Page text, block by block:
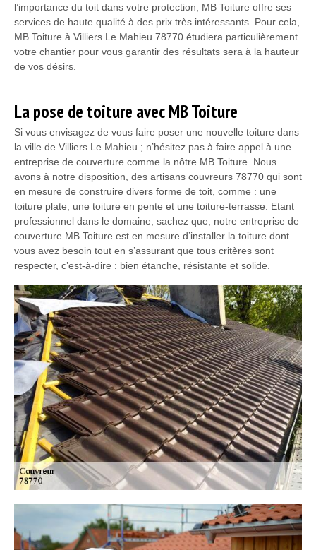
l’importance du toit dans votre protection, MB Toiture offre ses
services de haute qualité à des prix très intéressants. Pour cela,
MB Toiture à Villiers Le Mahieu 78770 étudiera particulièrement
votre chantier pour vous garantir des résultats sera à la hauteur
de vos désirs.
La pose de toiture avec MB Toiture
Si vous envisagez de vous faire poser une nouvelle toiture dans
la ville de Villiers Le Mahieu ; n’hésitez pas à faire appel à une
entreprise de couverture comme la nôtre MB Toiture. Nous
avons à notre disposition, des artisans couvreurs 78770 qui sont
en mesure de construire divers forme de toit, comme : une
toiture plate, une toiture en pente et une toiture-terrasse. Etant
professionnel dans le domaine, sachez que, notre entreprise de
couverture MB Toiture est en mesure d’installer la toiture dont
vous avez besoin tout en s’assurant que tous critères sont
respecter, c’est-à-dire : bien étanche, résistante et solide.